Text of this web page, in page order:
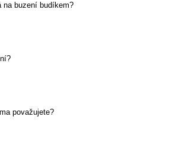
buzení budíkem?
považujete?